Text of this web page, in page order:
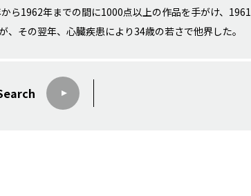
ら1962年までの間に1000点以上の作品を手がけ、1961
その翌年、心臓疾患により34歳の若さで他界した。